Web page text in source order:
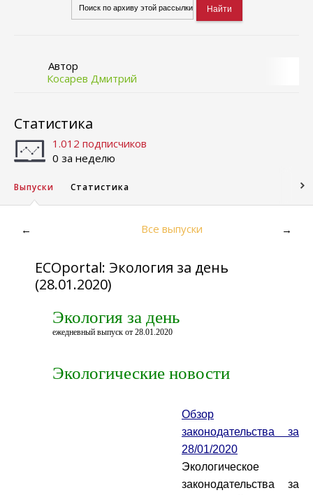
Автор
Косарев Дмитрий
Статистика
1.012 подписчиков
0 за неделю
Выпуски Статистика
← Все выпуски →
ECOportal: Экология за день
(28.01.2020)
Экология за день
ежедневный выпуск от 28.01.2020
Экологические новости
Обзор
законодательства за
28/01/2020
Экологическое
законодательства за